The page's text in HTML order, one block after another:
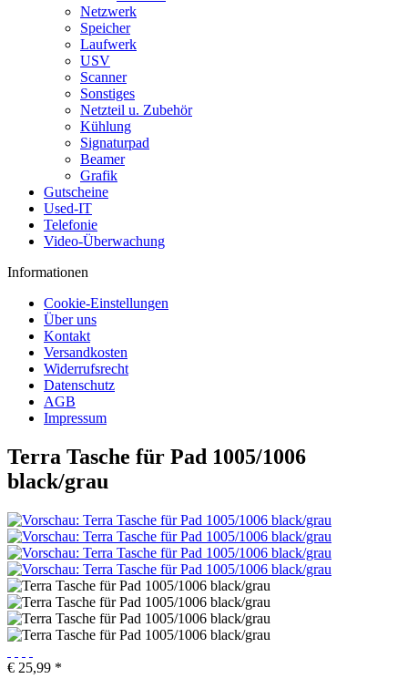
Netzwerk
Speicher
Laufwerk
USV
Scanner
Sonstiges
Netzteil u. Zubehör
Kühlung
Signaturpad
Beamer
Grafik
Gutscheine
Used-IT
Telefonie
Video-Überwachung
Informationen
Cookie-Einstellungen
Über uns
Kontakt
Versandkosten
Widerrufsrecht
Datenschutz
AGB
Impressum
Terra Tasche für Pad 1005/1006
black/grau
€ 25,99 *